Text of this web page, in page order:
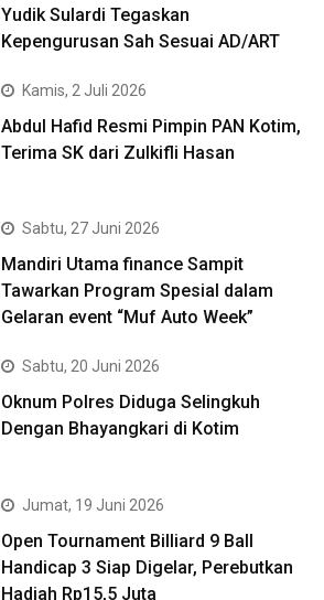
Yudik Sulardi Tegaskan
Kepengurusan Sah Sesuai AD/ART
Kamis, 2 Juli 2026
Abdul Hafid Resmi Pimpin PAN Kotim,
Terima SK dari Zulkifli Hasan
Sabtu, 27 Juni 2026
Mandiri Utama finance Sampit
Tawarkan Program Spesial dalam
Gelaran event “Muf Auto Week”
Sabtu, 20 Juni 2026
Oknum Polres Diduga Selingkuh
Dengan Bhayangkari di Kotim
Jumat, 19 Juni 2026
Open Tournament Billiard 9 Ball
Handicap 3 Siap Digelar, Perebutkan
Hadiah Rp15,5 Juta